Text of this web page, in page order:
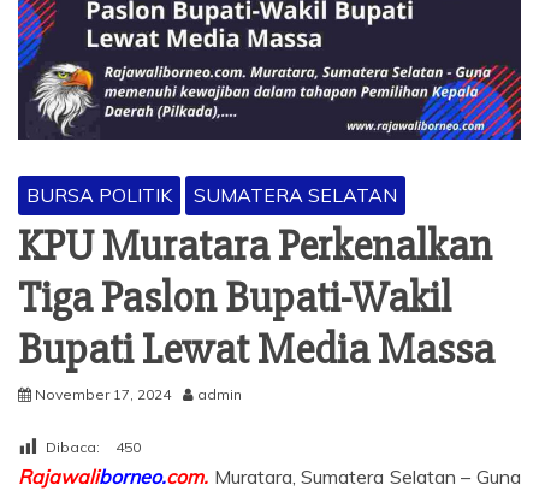
BURSA POLITIK SUMATERA SELATAN
KPU Muratara Perkenalkan
Tiga Paslon Bupati-Wakil
Bupati Lewat Media Massa
November 17, 2024 admin
Dibaca: 450
Rajawaliborneo.com. Muratara, Sumatera Selatan – Guna